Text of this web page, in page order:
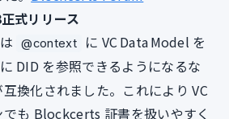
式リリース
@context
に VC Data Model を
に DID を参照できるようになるな
換化されました。これにより VC
も Blockcerts 証書を扱いやすく